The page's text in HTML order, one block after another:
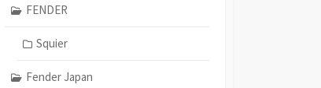
FENDER
Squier
Fender Japan